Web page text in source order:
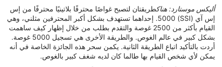
أليكس موستارد: هناكطريقتان لتصبح غواصًا محترفًا بلاتينيًا محترفًا من إس
إس آي (SSI) 5000. إحداهما تستهدف بشكل أكبر المحترفين مثلني، وهي
القيام بأكثر من 2500 غوصة والتقدم بطلب من خلال إظهار كيف ساهمت
بشكل كبير في عالم الغوص. والطريقة الأخرى هي تسجيل 5000 غوصة.
أردت بالتأكيد اتباع الطريقة الثانية. يكمن سحر هذه الجائزة الخاصة في أنه
يمكن لأي شخص القيام بها طالما كان لديه شغف كبير بالغوص.